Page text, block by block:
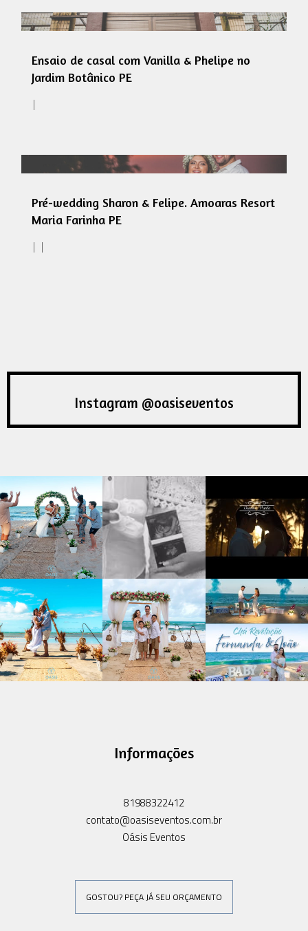
Ensaio de casal com Vanilla & Phelipe no
Jardim Botânico PE
Pré-wedding Sharon & Felipe. Amoaras Resort
Maria Farinha PE
Instagram @oasiseventos
Informações
81988322412
contato@oasiseventos.com.br
Oásis Eventos
GOSTOU? PEÇA JÁ SEU ORÇAMENTO